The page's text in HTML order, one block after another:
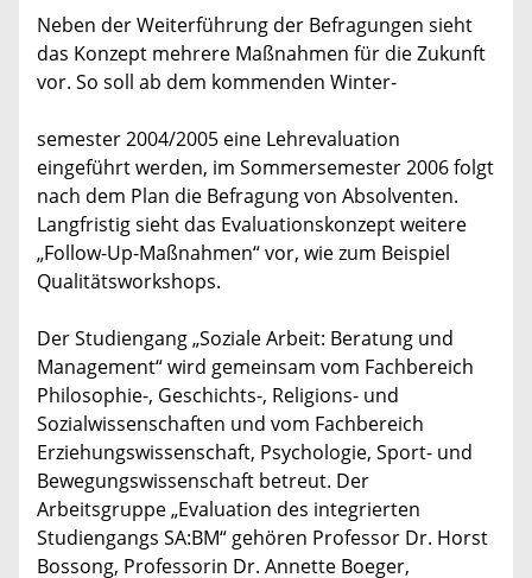
Neben der Weiterführung der Befragungen sieht
das Konzept mehrere Maßnahmen für die Zukunft
vor. So soll ab dem kommenden Winter-
semester 2004/2005 eine Lehrevaluation
eingeführt werden, im Sommersemester 2006 folgt
nach dem Plan die Befragung von Absolventen.
Langfristig sieht das Evaluationskonzept weitere
„Follow-Up-Maßnahmen“ vor, wie zum Beispiel
Qualitätsworkshops.
Der Studiengang „Soziale Arbeit: Beratung und
Management“ wird gemeinsam vom Fachbereich
Philosophie-, Geschichts-, Religions- und
Sozialwissenschaften und vom Fachbereich
Erziehungswissenschaft, Psychologie, Sport- und
Bewegungswissenschaft betreut. Der
Arbeitsgruppe „Evaluation des integrierten
Studiengangs SA:BM“ gehören Professor Dr. Horst
Bossong, Professorin Dr. Annette Boeger,